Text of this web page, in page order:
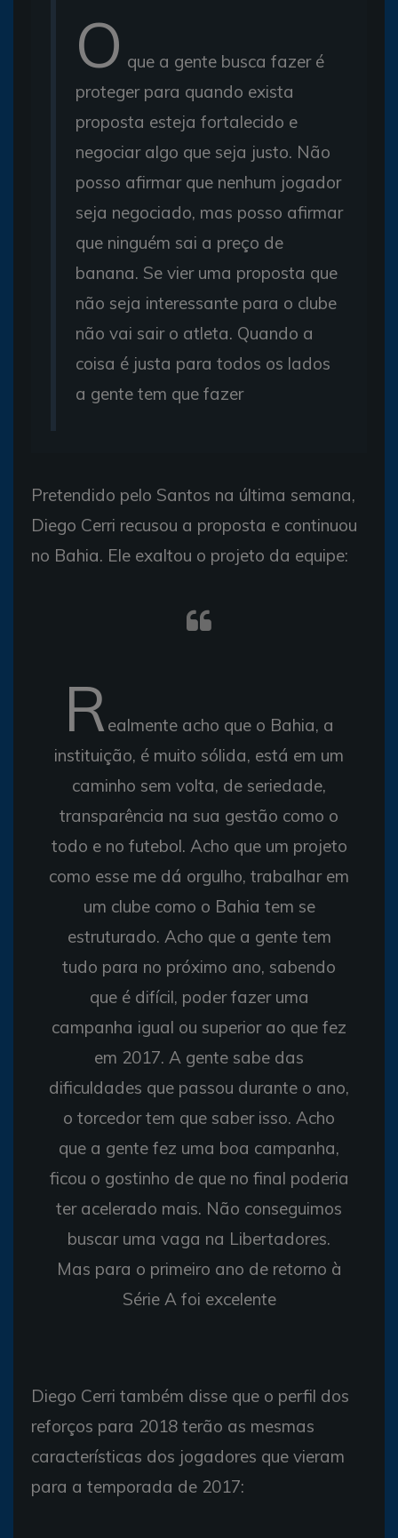
O que a gente busca fazer é
proteger para quando exista
proposta esteja fortalecido e
negociar algo que seja justo. Não
posso afirmar que nenhum jogador
seja negociado, mas posso afirmar
que ninguém sai a preço de
banana. Se vier uma proposta que
não seja interessante para o clube
não vai sair o atleta. Quando a
coisa é justa para todos os lados
a gente tem que fazer
Pretendido pelo Santos na última semana,
Diego Cerri recusou a proposta e continuou
no Bahia. Ele exaltou o projeto da equipe:
Realmente acho que o Bahia, a
instituição, é muito sólida, está em um
caminho sem volta, de seriedade,
transparência na sua gestão como o
todo e no futebol. Acho que um projeto
como esse me dá orgulho, trabalhar em
um clube como o Bahia tem se
estruturado. Acho que a gente tem
tudo para no próximo ano, sabendo
que é difícil, poder fazer uma
campanha igual ou superior ao que fez
em 2017. A gente sabe das
dificuldades que passou durante o ano,
o torcedor tem que saber isso. Acho
que a gente fez uma boa campanha,
ficou o gostinho de que no final poderia
ter acelerado mais. Não conseguimos
buscar uma vaga na Libertadores.
Mas para o primeiro ano de retorno à
Série A foi excelente
Diego Cerri também disse que o perfil dos
reforços para 2018 terão as mesmas
características dos jogadores que vieram
para a temporada de 2017: